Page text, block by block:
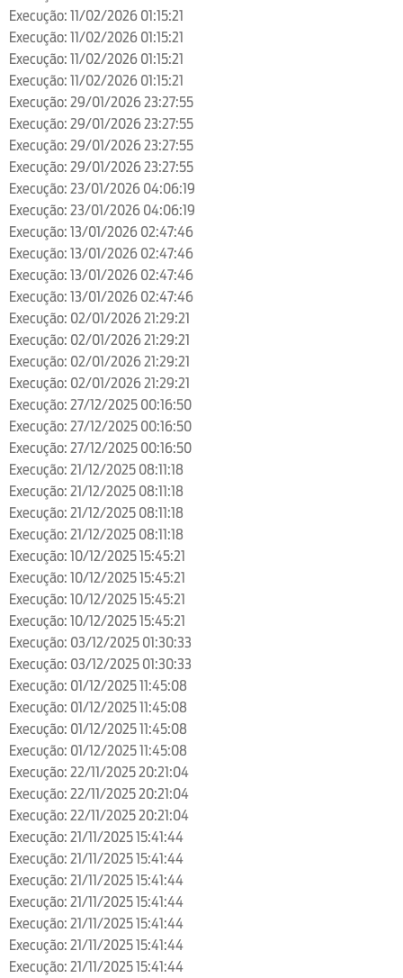
Execução: 11/02/2026 01:15:21
Execução: 11/02/2026 01:15:21
Execução: 11/02/2026 01:15:21
Execução: 11/02/2026 01:15:21
Execução: 29/01/2026 23:27:55
Execução: 29/01/2026 23:27:55
Execução: 29/01/2026 23:27:55
Execução: 29/01/2026 23:27:55
Execução: 23/01/2026 04:06:19
Execução: 23/01/2026 04:06:19
Execução: 13/01/2026 02:47:46
Execução: 13/01/2026 02:47:46
Execução: 13/01/2026 02:47:46
Execução: 13/01/2026 02:47:46
Execução: 02/01/2026 21:29:21
Execução: 02/01/2026 21:29:21
Execução: 02/01/2026 21:29:21
Execução: 02/01/2026 21:29:21
Execução: 27/12/2025 00:16:50
Execução: 27/12/2025 00:16:50
Execução: 27/12/2025 00:16:50
Execução: 21/12/2025 08:11:18
Execução: 21/12/2025 08:11:18
Execução: 21/12/2025 08:11:18
Execução: 21/12/2025 08:11:18
Execução: 10/12/2025 15:45:21
Execução: 10/12/2025 15:45:21
Execução: 10/12/2025 15:45:21
Execução: 10/12/2025 15:45:21
Execução: 03/12/2025 01:30:33
Execução: 03/12/2025 01:30:33
Execução: 01/12/2025 11:45:08
Execução: 01/12/2025 11:45:08
Execução: 01/12/2025 11:45:08
Execução: 01/12/2025 11:45:08
Execução: 22/11/2025 20:21:04
Execução: 22/11/2025 20:21:04
Execução: 22/11/2025 20:21:04
Execução: 21/11/2025 15:41:44
Execução: 21/11/2025 15:41:44
Execução: 21/11/2025 15:41:44
Execução: 21/11/2025 15:41:44
Execução: 21/11/2025 15:41:44
Execução: 21/11/2025 15:41:44
Execução: 21/11/2025 15:41:44